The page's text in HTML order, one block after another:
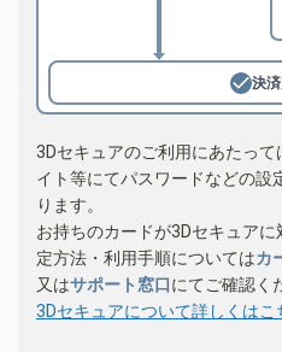
決
3Dセキュアのご利用にあたっ
イト等にてパスワードなどの設
ります。
お持ちのカードが3Dセキュア
定方法・利用手順についてはカ
又はサポート窓口にてご確認く
3Dセキュアについて詳しくはこ